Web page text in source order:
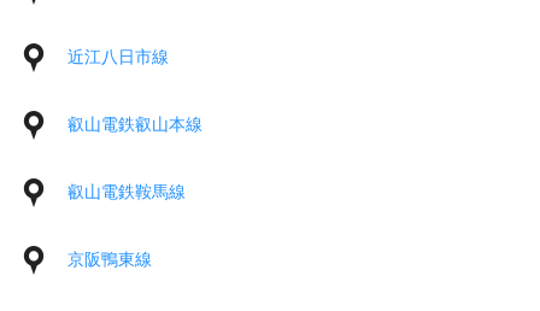
近江八日市線
叡山電鉄叡山本線
叡山電鉄鞍馬線
京阪鴨東線